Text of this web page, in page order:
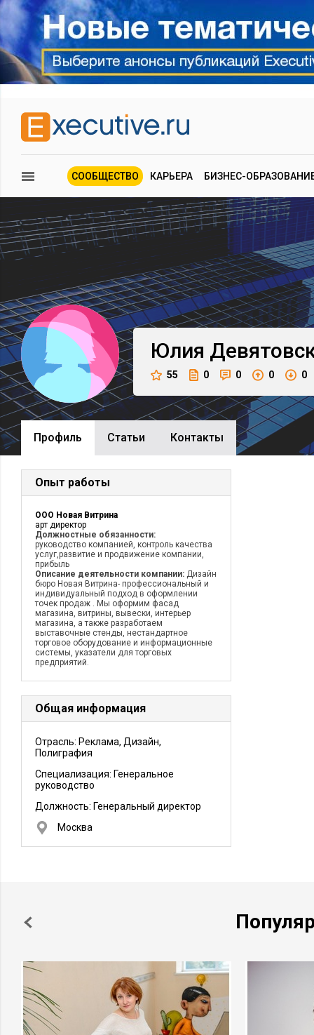
СООБЩЕСТВО КАРЬЕРА БИЗНЕС-
Юлия
55 0 0 0 0
Профиль Cтатьи Контакты
Опыт работы
ООО Новая Витрина
арт директор
Должностные обязанности:
руководство компанией, контроль качества
услуг,развитие и продвижение компании,
прибыль
Описание деятельности компании: Дизайн
бюро Новая Витрина- профессиональный и
индивидуальный подход в оформлении
точек продаж . Мы оформим фасад
магазина, витрины, вывески, интерьер
магазина, а также разработаем
выставочные стенды, нестандартное
торговое оборудование и информационные
системы, указатели для торговых
предприятий.
Общая информация
Отрасль: Реклама, Дизайн,
Полиграфия
Специализация: Генеральное
руководство
Должность: Генеральный директор
Москва